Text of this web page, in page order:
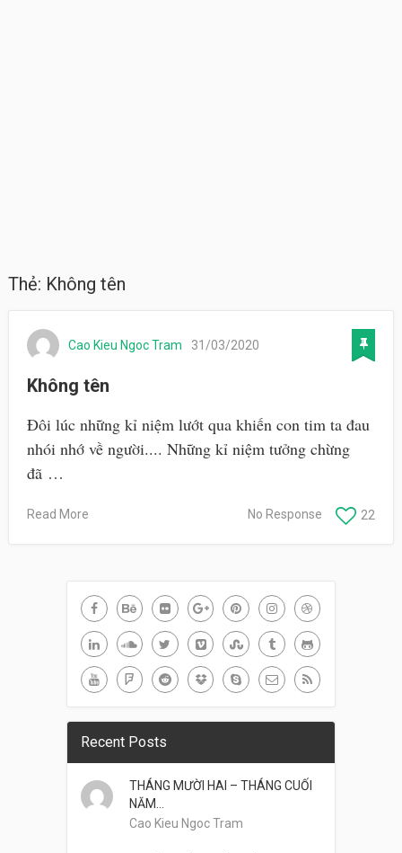
Thẻ: Không tên
Cao Kieu Ngoc Tram 31/03/2020
Không tên
Đôi lúc những kỉ niệm lướt qua khiến con tim ta đau
nhói nhớ về người.... Những kỉ niệm tưởng chừng
đã …
Read More 22
No Response
Recent Posts
THÁNG MƯỜI HAI – THÁNG CUỐI
NĂM…
Cao Kieu Ngoc Tram